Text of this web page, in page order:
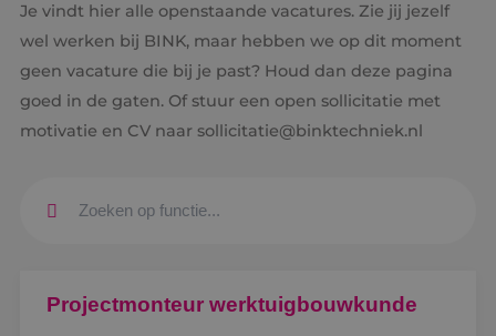
Je vindt hier alle openstaande vacatures. Zie jij jezelf
wel werken bij BINK, maar hebben we op dit moment
geen vacature die bij je past? Houd dan deze pagina
goed in de gaten. Of stuur een open sollicitatie met
motivatie en CV naar sollicitatie@binktechniek.nl
Projectmonteur werktuigbouwkunde